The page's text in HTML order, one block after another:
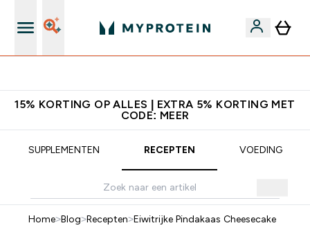
15% KORTING OP ALLES | EXTRA 5% KORTING MET
CODE: MEER
SUPPLEMENTEN RECEPTEN VOEDING
Home>Blog>Recepten>Eiwitrijke Pindakaas Cheesecake